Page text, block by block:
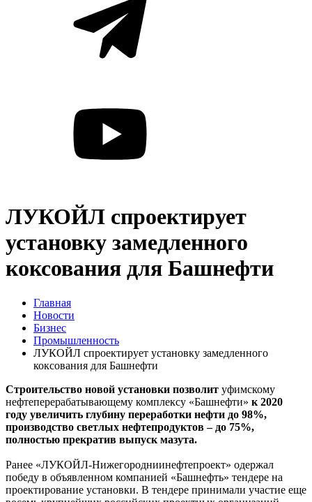
ЛУКОЙЛ спроектирует
установку замедленного
коксования для Башнефти
Главная
Новости
Бизнес
Промышленность
ЛУКОЙЛ спроектирует установку замедленного
коксования для Башнефти
Строительство новой установки позволит уфимскому
нефтеперерабатывающему комплексу «Башнефти» к 2020
году увеличить глубину переработки нефти до 98%,
производство светлых нефтепродуктов – до 75%,
полностью прекратив выпуск мазута.
Ранее «ЛУКОЙЛ-Нижегородниинефтепроект» одержал
победу в объявленном компанией «Башнефть» тендере на
проектирование установки. В тендере принимали участие еще